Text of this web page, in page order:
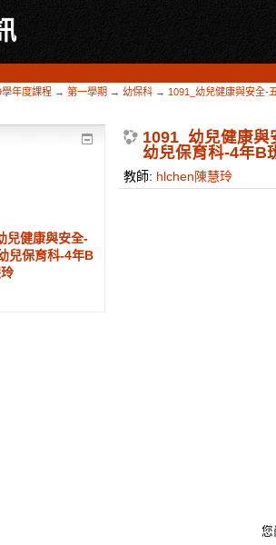
學年度課程 → 第一學期 → 幼保科 → 1091_幼兒健康與安全-
1091_幼兒健康與
幼兒保育科-4年B
教師: hlchen陳慧玲
兒健康與安全-
兒保育科-4年B
您